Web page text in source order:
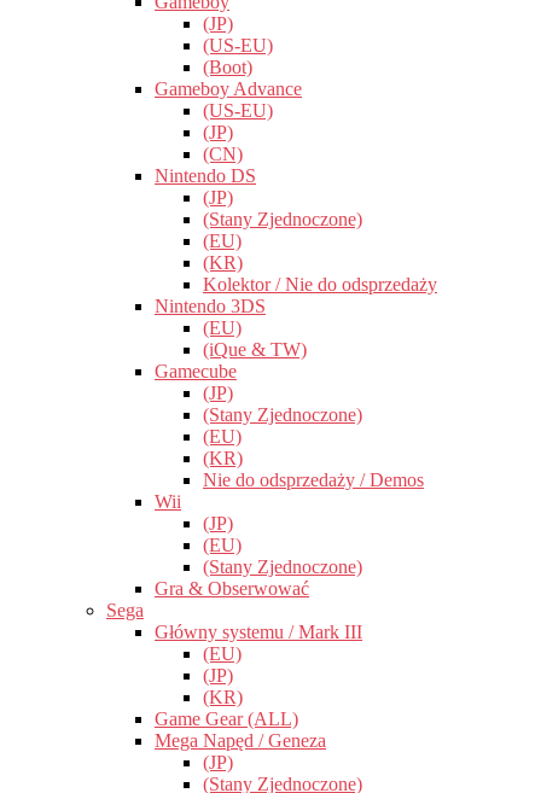
(JP)
(US-EU)
(Boot)
Gameboy Advance
(US-EU)
(JP)
(CN)
Nintendo DS
(JP)
(Stany Zjednoczone)
(EU)
(KR)
Kolektor / Nie do odsprzedaży
Nintendo 3DS
(EU)
(iQue & TW)
Gamecube
(JP)
(Stany Zjednoczone)
(EU)
(KR)
Nie do odsprzedaży / Demos
Wii
(JP)
(EU)
(Stany Zjednoczone)
Gra & Obserwować
Sega
Główny systemu / Mark III
(EU)
(JP)
(KR)
Game Gear (ALL)
Mega Napęd / Geneza
(JP)
(Stany Zjednoczone)